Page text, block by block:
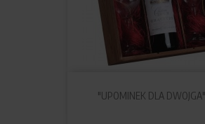
"UPOMINEK DLA DWOJGA"